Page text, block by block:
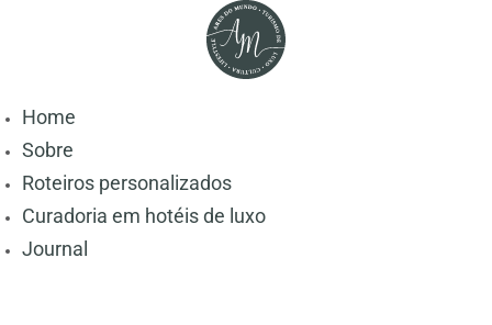
Home
Sobre
Roteiros personalizados
Curadoria em hotéis de luxo
Journal